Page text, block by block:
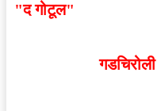
"द गोटूल"